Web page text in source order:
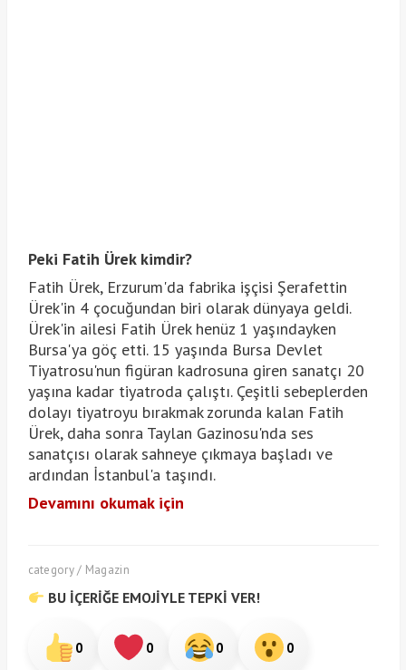
Peki Fatih Ürek kimdir?
Fatih Ürek, Erzurum'da fabrika işçisi Şerafettin
Ürek'in 4 çocuğundan biri olarak dünyaya geldi.
Ürek'in ailesi Fatih Ürek henüz 1 yaşındayken
Bursa'ya göç etti. 15 yaşında Bursa Devlet
Tiyatrosu'nun figüran kadrosuna giren sanatçı 20
yaşına kadar tiyatroda çalıştı. Çeşitli sebeplerden
dolayı tiyatroyu bırakmak zorunda kalan Fatih
Ürek, daha sonra Taylan Gazinosu'nda ses
sanatçısı olarak sahneye çıkmaya başladı ve
ardından İstanbul'a taşındı.
Devamını okumak için
category / Magazin
BU İÇERİĞE EMOJİYLE TEPKİ VER!
0 0 0 0